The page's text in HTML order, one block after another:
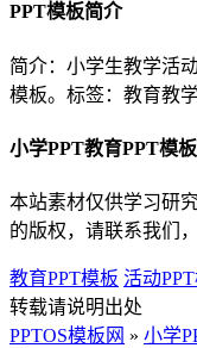
PPT模板简介
简介：小学生教学活
模板。标签：教育教学
小学PPT教育PPT模
本站素材仅供学习研
的版权，请联系我们
教育PPT模板 活动
转载请说明出处
PPTOS模板网 » 小学